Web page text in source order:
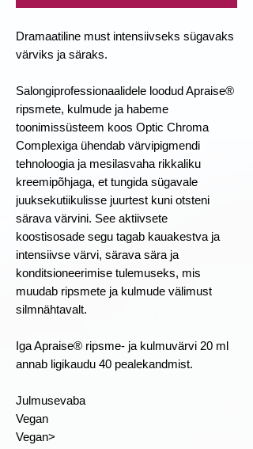
Dramaatiline must intensiivseks sügavaks
värviks ja säraks.
Salongiprofessionaalidele loodud Apraise®
ripsmete, kulmude ja habeme
toonimissüsteem koos Optic Chroma
Complexiga ühendab värvipigmendi
tehnoloogia ja mesilasvaha rikkaliku
kreemipõhjaga, et tungida sügavale
juuksekutiikulisse juurtest kuni otsteni
särava värvini. See aktiivsete
koostisosade segu tagab kauakestva ja
intensiivse värvi, särava sära ja
konditsioneerimise tulemuseks, mis
muudab ripsmete ja kulmude välimust
silmnähtavalt.
Iga Apraise® ripsme- ja kulmuvärvi 20 ml
annab ligikaudu 40 pealekandmist.
Julmusevaba
Vegan
Vegan>